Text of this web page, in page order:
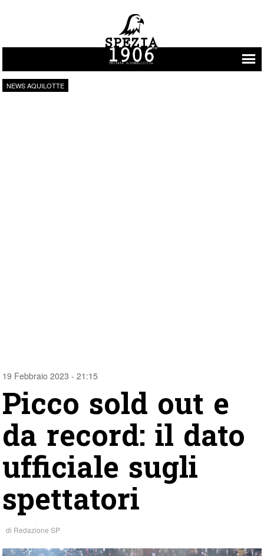
Vai al contenuto
NEWS AQUILOTTE
19 Febbraio 2023 - 21:15
Picco sold out e
da record: il dato
ufficiale sugli
spettatori
di Redazione SP